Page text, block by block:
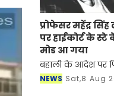
प्रोफेसर महेंद्र सिंह
पर हाईकोर्ट के
मोड आ गया
बहाली के आदेश पर
NEWS Sat,8 Aug